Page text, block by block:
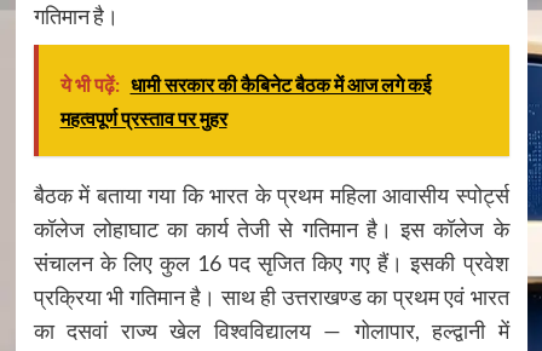
गतिमान है।
ये भी पढ़ें: धामी सरकार की कैबिनेट बैठक में आज लगे कई
महत्वपूर्ण प्रस्ताव पर मुहर
बैठक में बताया गया कि भारत के प्रथम महिला आवासीय स्पोर्ट्स
कॉलेज लोहाघाट का कार्य तेजी से गतिमान है। इस कॉलेज के
संचालन के लिए कुल 16 पद सृजित किए गए हैं। इसकी प्रवेश
प्रक्रिया भी गतिमान है। साथ ही उत्तराखण्ड का प्रथम एवं भारत
का दसवां राज्य खेल विश्वविद्यालय — गोलापार, हल्द्वानी में